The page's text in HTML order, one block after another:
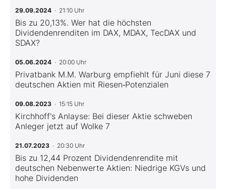
29.09.2024 · 21:10 Uhr
Bis zu 20,13%. Wer hat die höchsten
Dividendenrenditen im DAX, MDAX, TecDAX und
SDAX?
05.06.2024 · 20:00 Uhr
Privatbank M.M. Warburg empfiehlt für Juni diese 7
deutschen Aktien mit Riesen‑Potenzialen
09.08.2023 · 15:15 Uhr
Kirchhoff's Anlayse: Bei dieser Aktie schweben
Anleger jetzt auf Wolke 7
21.07.2023 · 20:30 Uhr
Bis zu 12,44 Prozent Dividendenrendite mit
deutschen Nebenwerte Aktien: Niedrige KGVs und
hohe Dividenden